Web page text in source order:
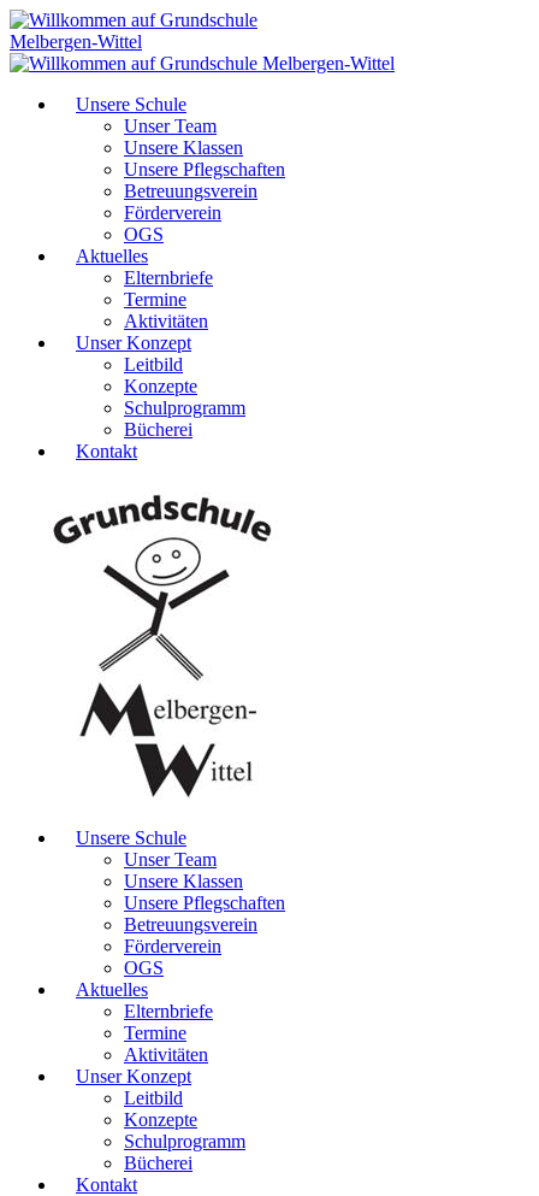
Unsere Schule
Unser Team
Unsere Klassen
Unsere Pflegschaften
Betreuungsverein
Förderverein
OGS
Aktuelles
Elternbriefe
Termine
Aktivitäten
Unser Konzept
Leitbild
Konzepte
Schulprogramm
Bücherei
Kontakt
Unsere Schule
Unser Team
Unsere Klassen
Unsere Pflegschaften
Betreuungsverein
Förderverein
OGS
Aktuelles
Elternbriefe
Termine
Aktivitäten
Unser Konzept
Leitbild
Konzepte
Schulprogramm
Bücherei
Kontakt